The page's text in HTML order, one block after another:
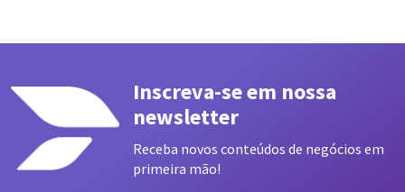
Inscreva-se em nossa
newsletter
Receba novos conteúdos de negócios em
primeira mão!